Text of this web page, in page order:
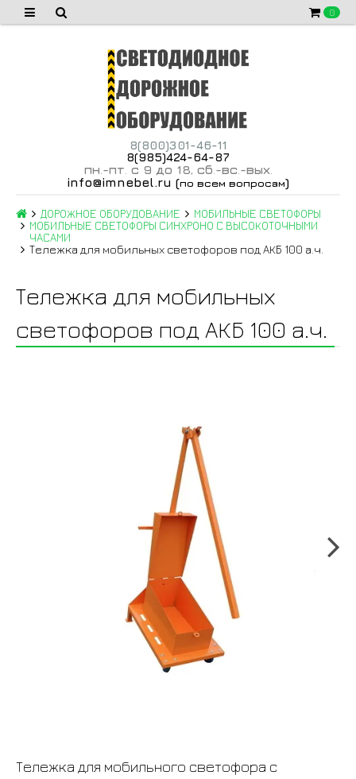
0
8(800)301-46-11
8(985)424-64-87
пн -пт с 9 до 18, сб -вс -вых.
info@imnebel.ru (по всем вопросам)
ДОРОЖНОЕ ОБОРУДОВАНИЕ
МОБИЛЬНЫЕ СВЕТОФОРЫ
МОБИЛЬНЫЕ СВЕТОФОРЫ СИНХРОНО С ВЫСОКОТОЧНЫМИ
ЧАСАМИ
Тележка для мобильных светофоров под АКБ 100 а.ч.
Тележка для мобильных
светофоров под АКБ 100 а.ч.
Тележка для мобильного светофора с